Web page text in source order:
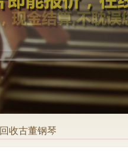
回收古董钢琴